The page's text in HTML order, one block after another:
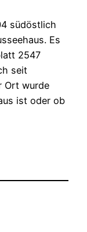
südöstlich
Es
2547
seit
Ort wurde
ist oder ob